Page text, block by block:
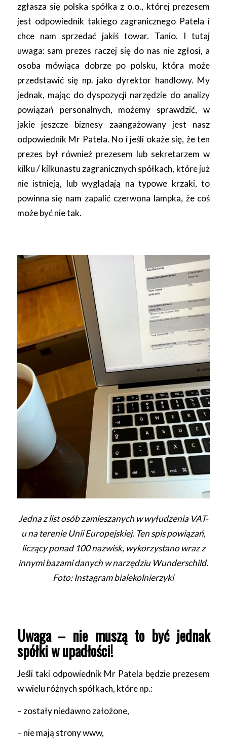
zgłasza się polska spółka z o.o., której prezesem
jest odpowiednik takiego zagranicznego Patela i
chce nam sprzedać jakiś towar. Tanio. I tutaj
uwaga: sam prezes raczej się do nas nie zgłosi, a
osoba mówiąca dobrze po polsku, która może
przedstawić się np. jako dyrektor handlowy. My
jednak, mając do dyspozycji narzędzie do analizy
powiązań personalnych, możemy sprawdzić, w
jakie jeszcze biznesy zaangażowany jest nasz
odpowiednik Mr Patela. No i jeśli okaże się, że ten
prezes był również prezesem lub sekretarzem w
kilku / kilkunastu zagranicznych spółkach, które już
nie istnieją, lub wyglądają na typowe krzaki, to
powinna się nam zapalić czerwona lampka, że coś
może być nie tak.
Jedna z list osób zamieszanych w wyłudzenia VAT-
u na terenie Unii Europejskiej. Ten spis powiązań,
liczący ponad 100 nazwisk, wykorzystano wraz z
innymi bazami danych w narzędziu Wunderschild.
Foto: Instagram bialekolnierzyki
Uwaga – nie muszą to być jednak
spółki w upadłości!
Jeśli taki odpowiednik Mr Patela będzie prezesem
w wielu różnych spółkach, które np.:
– zostały niedawno założone,
– nie mają strony www,